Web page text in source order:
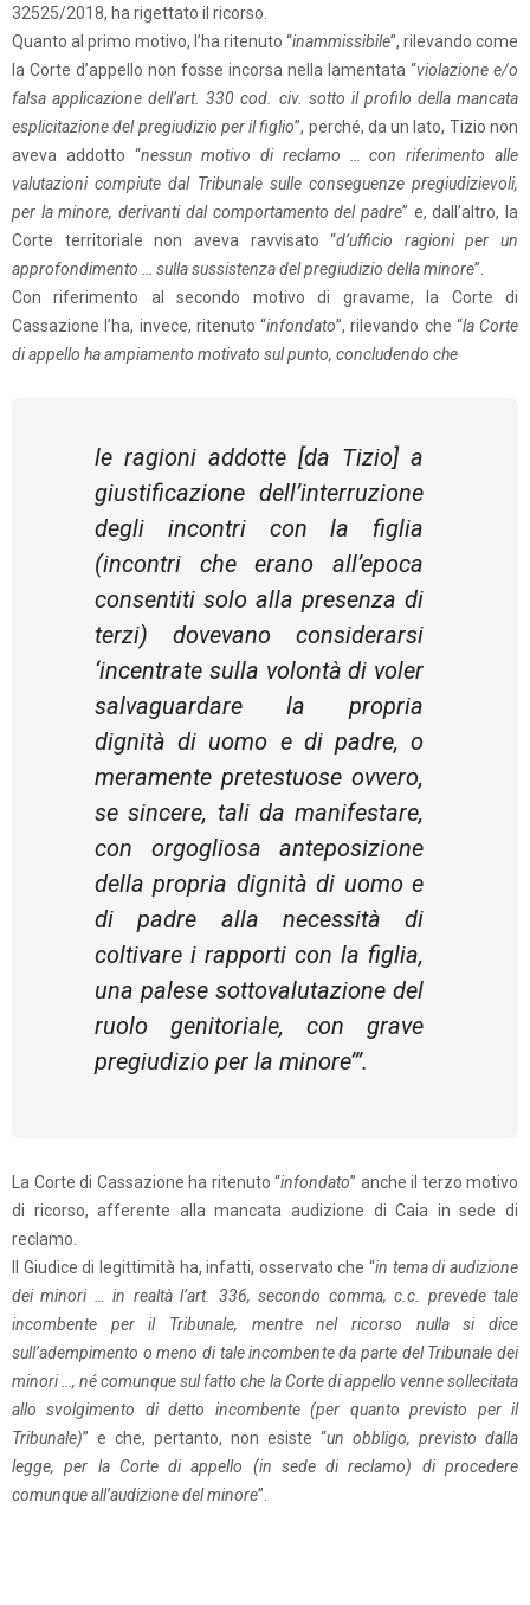
32525/2018, ha rigettato il ricorso.
Quanto al primo motivo, l’ha ritenuto “inammissibile”, rilevando come
la Corte d’appello non fosse incorsa nella lamentata “violazione e/o
falsa applicazione dell’art. 330 cod. civ. sotto il profilo della mancata
esplicitazione del pregiudizio per il figlio”, perché, da un lato, Tizio non
aveva addotto “nessun motivo di reclamo … con riferimento alle
valutazioni compiute dal Tribunale sulle conseguenze pregiudizievoli,
per la minore, derivanti dal comportamento del padre” e, dall’altro, la
Corte territoriale non aveva ravvisato “d’ufficio ragioni per un
approfondimento … sulla sussistenza del pregiudizio della minore”.
Con riferimento al secondo motivo di gravame, la Corte di
Cassazione l’ha, invece, ritenuto “infondato”, rilevando che “la Corte
di appello ha ampiamento motivato sul punto, concludendo che
le ragioni addotte [da Tizio] a
giustificazione dell’interruzione
degli incontri con la figlia
(incontri che erano all’epoca
consentiti solo alla presenza di
terzi) dovevano considerarsi
‘incentrate sulla volontà di voler
salvaguardare la propria
dignità di uomo e di padre, o
meramente pretestuose ovvero,
se sincere, tali da manifestare,
con orgogliosa anteposizione
della propria dignità di uomo e
di padre alla necessità di
coltivare i rapporti con la figlia,
una palese sottovalutazione del
ruolo genitoriale, con grave
pregiudizio per la minore’”.
La Corte di Cassazione ha ritenuto “infondato” anche il terzo motivo
di ricorso, afferente alla mancata audizione di Caia in sede di
reclamo.
Il Giudice di legittimità ha, infatti, osservato che “in tema di audizione
dei minori … in realtà l’art. 336, secondo comma, c.c. prevede tale
incombente per il Tribunale, mentre nel ricorso nulla si dice
sull’adempimento o meno di tale incombente da parte del Tribunale dei
minori …, né comunque sul fatto che la Corte di appello venne sollecitata
allo svolgimento di detto incombente (per quanto previsto per il
Tribunale)” e che, pertanto, non esiste “un obbligo, previsto dalla
legge, per la Corte di appello (in sede di reclamo) di procedere
comunque all’audizione del minore”.